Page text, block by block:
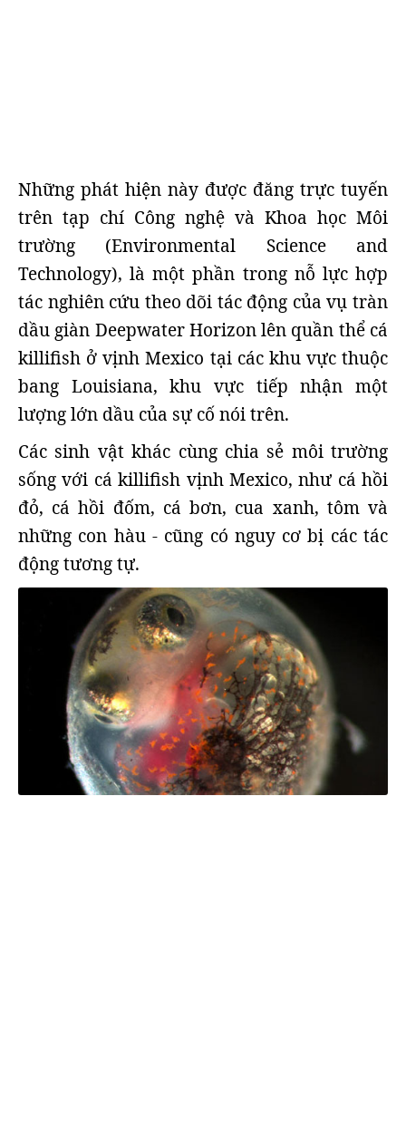
Những phát hiện này được đăng trực tuyến
trên tạp chí Công nghệ và Khoa học Môi
trường (Environmental Science and
Technology), là một phần trong nỗ lực hợp
tác nghiên cứu theo dõi tác động của vụ tràn
dầu giàn Deepwater Horizon lên quần thể cá
killifish ở vịnh Mexico tại các khu vực thuộc
bang Louisiana, khu vực tiếp nhận một
lượng lớn dầu của sự cố nói trên.
Các sinh vật khác cùng chia sẻ môi trường
sống với cá killifish vịnh Mexico, như cá hồi
đỏ, cá hồi đốm, cá bơn, cua xanh, tôm và
những con hàu - cũng có nguy cơ bị các tác
động tương tự.